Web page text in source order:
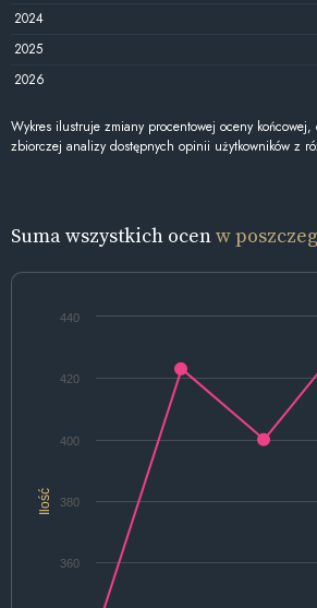
2024
2025
2026
Wykres ilustruje zmiany procentowej oceny
zbiorczej analizy dostępnych opinii użytkowników z
Suma wszystkich ocenw
Ilość
360
380
400
420
440